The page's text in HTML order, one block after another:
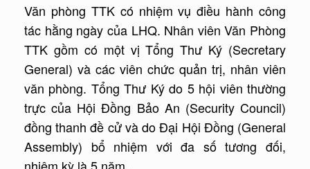
Văn phòng TTK có nhiệm vụ điều hành công
tác hằng ngày của LHQ. Nhân viên Văn Phòng
TTK gồm có một vị Tổng Thư Ký (Secretary
General) và các viên chức quản trị, nhân viên
văn phòng. Tổng Thư Ký do 5 hội viên thường
trực của Hội Đồng Bảo An (Security Council)
đồng thanh đề cử và do Đại Hội Đồng (General
Assembly) bổ nhiệm với đa số tương đối,
nhiệm kỳ là 5 năm.